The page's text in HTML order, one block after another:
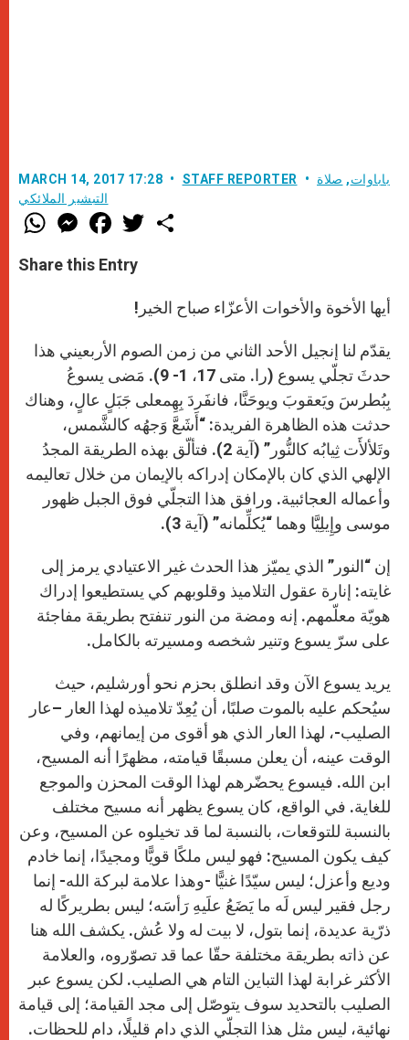
MARCH 14, 2017 17:28 STAFF REPORTER باباوات, صلاة
التبشير الملائكي
W
h
t
s
M
e
s
e
F
a
e
b
T
w
r
Share this Entry
أيها الأخوة والأخوات الأعزّاء صباح الخير!
يقدّم لنا إنجيل الأحد الثاني من زمن الصوم الأربعيني هذا
حدثَ تجلّي يسوع (را. متى 17، 1- 9). مَضى يسوعُ
بِبُطرسَ ويَعقوبَ ويوحَنَّا، فانفَردَ بِهِمعلى جَبَلٍ عالٍ، وهناك
حدثت هذه الظاهرة الفريدة: “أَشَعَّ وَجهُه كالشَّمس،
وتَلألأَت ثِيابُه كالنُّور” (آية 2). فتألّق بهذه الطريقة المجدُ
الإلهي الذي كان بالإمكان إدراكه بالإيمان من خلال تعاليمه
وأعماله العجائبية. ورافق هذا التجلّي فوق الجبل ظهور
موسى وإِيلِيَّا وهما “يُكلِّمانه” (آية 3).
إن “النور” الذي يميّز هذا الحدث غير الاعتيادي يرمز إلى
غايته: إنارة عقول التلاميذ وقلوبهم كي يستطيعوا إدراك
هويّة معلّمهم. إنه ومضة من النور تنفتح بطريقة مفاجئة
على سرّ يسوع وتنير شخصه ومسيرته بالكامل.
يريد يسوع الآن وقد انطلق بحزم نحو أورشليم، حيث
سيُحكم عليه بالموت صلبًا، أن يُعِدّ تلاميذه لهذا العار –عار
الصليب-، لهذا العار الذي هو أقوى من إيمانهم، وفي
الوقت عينه، أن يعلن مسبقًا قيامته، مظهرًا أنه المسيح،
ابن الله. فيسوع يحضّرهم لهذا الوقت المحزن والموجع
للغاية. في الواقع، كان يسوع يظهر أنه مسيح مختلف
بالنسبة للتوقعات، بالنسبة لما قد تخيلوه عن المسيح، وعن
كيف يكون المسيح: فهو ليس ملكًا قويًّا ومجيدًا، إنما خادم
وديع وأعزل؛ ليس سيّدًا غنيًّا -وهذا علامة لبركة الله- إنما
رجل فقير ليس لَه ما يَضَعُ علَيهِ رَأسَه؛ ليس بطريركًا له
ذرّية عديدة، إنما بتول، لا بيت له ولا عُش. يكشف الله هنا
عن ذاته بطريقة مختلفة حقّا عما قد تصوّروه، والعلامة
الأكثر غرابة لهذا التباين التام هي الصليب. لكن يسوع عبر
الصليب بالتحديد سوف يتوصّل إلى مجد القيامة؛ إلى قيامة
نهائية، ليس مثل هذا التجلّي الذي دام قليلًا، دام للحظات.